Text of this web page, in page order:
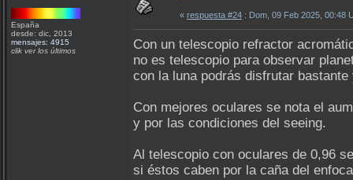
España
desde: dic, 2013
mensajes: 4915
clik ver los últimos
« respuesta #24 : Dom, 09 Feb 2025, 00:48
Con un telescopio refractor
no es telescopio para observar
con la luna podrás disfrutar
Con mejores oculares se nota el
y por las condiciones del seeing.
Al telescopio con oculares de 0,96
si éstos caben por la caña del